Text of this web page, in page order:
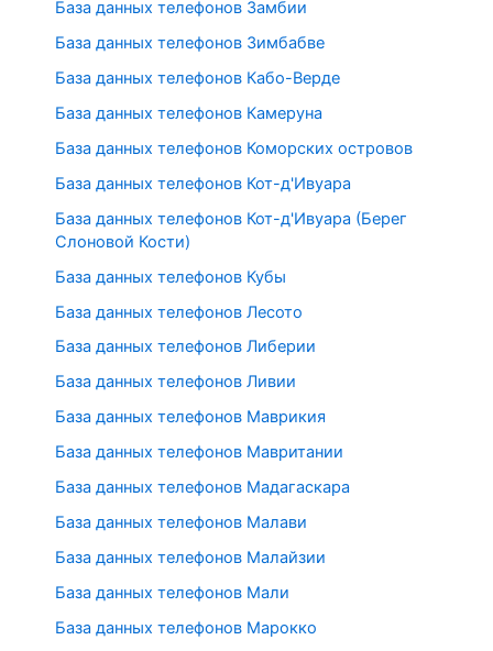
База данных телефонов Замбии
База данных телефонов Зимбабве
База данных телефонов Кабо-Верде
База данных телефонов Камеруна
База данных телефонов Коморских островов
База данных телефонов Кот-д'Ивуара
База данных телефонов Кот-д'Ивуара (Берег
Слоновой Кости)
База данных телефонов Кубы
База данных телефонов Лесото
База данных телефонов Либерии
База данных телефонов Ливии
База данных телефонов Маврикия
База данных телефонов Мавритании
База данных телефонов Мадагаскара
База данных телефонов Малави
База данных телефонов Малайзии
База данных телефонов Мали
База данных телефонов Марокко